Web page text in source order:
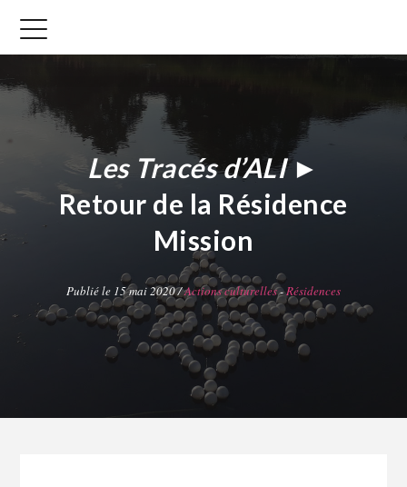
Les Tracés d’ALI►
Retour de la Résidence
Mission
Publié le 15 mai 2020 /Actions culturelles-Résidences